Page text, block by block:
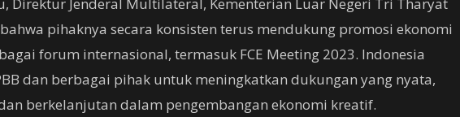
pihaknya secara konsisten terus mendukung promosi ekonomi
forum internasional, termasuk FCE Meeting 2023. Indonesia
dan berbagai pihak untuk meningkatkan dukungan yang nyata,
berkelanjutan dalam pengembangan ekonomi kreatif.